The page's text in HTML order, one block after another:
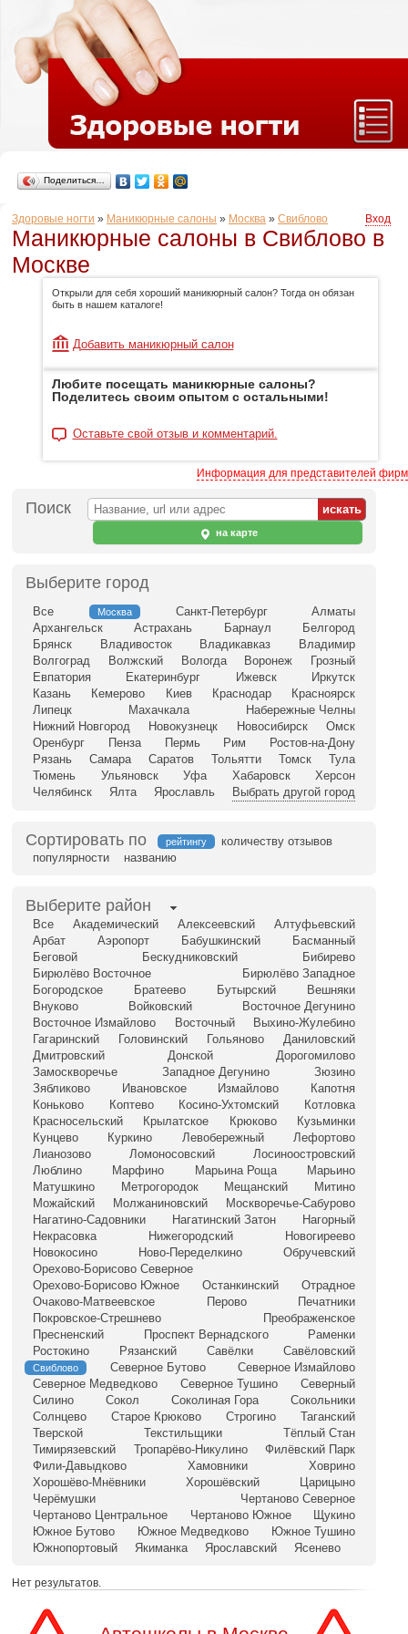
Поделиться…
Здоровые ногти » Маникюрные салоны » Москва » Свиблово Вход
Маникюрные салоны в Свиблово в
Москве
Открыли для себя хороший маникюрный салон? Тогда он обязан
быть в нашем каталоге!
Добавить маникюрный салон
Любите посещать маникюрные салоны?
Поделитесь своим опытом с остальными!
Оставьте свой отзыв и комментарий.
Информация для представителей фирм
Поиск
на карте
Выберите город
Все Москва Санкт-Петербург
Алматы
Архангельск
Астрахань Барнаул
Белгород
Брянск
Владивосток Владикавказ
Владимир
Волгоград
Волжский Вологда Воронеж
Грозный
Евпатория
Екатеринбург Ижевск
Иркутск
Казань
Кемерово Киев Краснодар
Красноярск
Липецк
Махачкала
Набережные Челны
Нижний Новгород
Новокузнецк Новосибирск
Омск
Оренбург
Пенза Пермь Рим
Ростов-на-Дону
Рязань
Самара Саратов Тольятти Томск
Тула
Тюмень
Ульяновск Уфа Хабаровск
Херсон
Челябинск
Ялта Ярославль Выбрать другой город
Сортировать по рейтингу
количеству отзывов
популярности
названию
Выберите район
Все Академический Алексеевский
Алтуфьевский
Арбат
Аэропорт Бабушкинский
Басманный
Беговой
Бескудниковский
Бибирево
Бирюлёво Восточное
Бирюлёво Западное
Богородское
Братеево Бутырский
Вешняки
Внуково
Войковский
Восточное Дегунино
Восточное Измайлово
Восточный
Выхино-Жулебино
Гагаринский
Головинский Гольяново
Даниловский
Дмитровский
Донской
Дорогомилово
Замоскворечье
Западное Дегунино
Зюзино
Зябликово
Ивановское Измайлово
Капотня
Коньково
Коптево Косино-Ухтомский
Котловка
Красносельский
Крылатское Крюково
Кузьминки
Кунцево
Куркино Левобережный
Лефортово
Лианозово
Ломоносовский
Лосиноостровский
Люблино
Марфино Марьина Роща
Марьино
Матушкино
Метрогородок Мещанский
Митино
Можайский
Молжаниновский
Москворечье-Сабурово
Нагатино-Садовники
Нагатинский Затон
Нагорный
Некрасовка
Нижегородский
Новогиреево
Новокосино
Ново-Переделкино
Обручевский
Орехово-Борисово Северное
Орехово-Борисово Южное
Останкинский
Отрадное
Очаково-Матвеевское
Перово
Печатники
Покровское-Стрешнево
Преображенское
Пресненский
Проспект Вернадского
Раменки
Ростокино
Рязанский Савёлки Савёловский
Свиблово Северное Бутово
Северное Измайлово
Северное Медведково
Северное Тушино
Северный
Силино
Сокол Соколиная Гора
Сокольники
Солнцево
Старое Крюково Строгино
Таганский
Тверской
Текстильщики
Тёплый Стан
Тимирязевский
Тропарёво-Никулино
Филёвский Парк
Фили-Давыдково
Хамовники
Ховрино
Хорошёво-Мнёвники
Хорошёвский
Царицыно
Черёмушки
Чертаново Северное
Чертаново Центральное
Чертаново Южное
Щукино
Южное Бутово
Южное Медведково
Южное Тушино
Южнопортовый
Якиманка Ярославский Ясенево
Нет результатов.